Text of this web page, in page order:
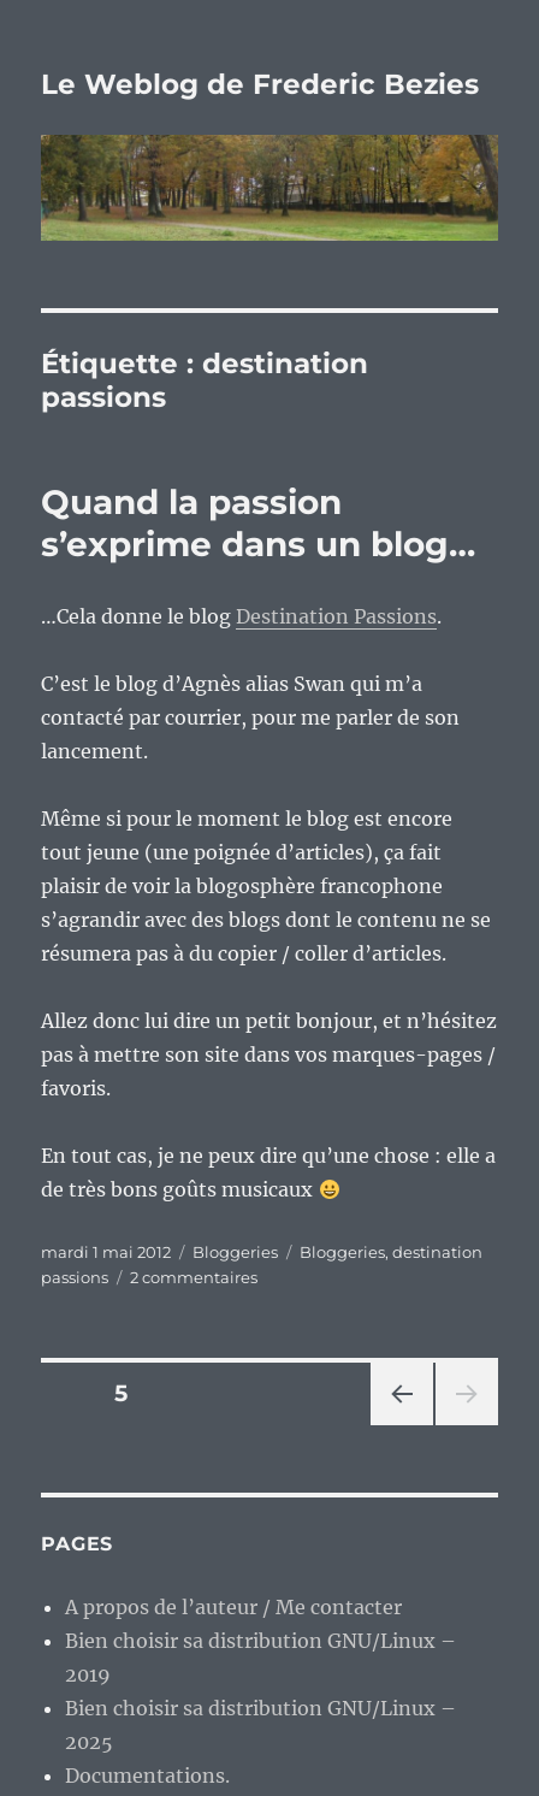
Le Weblog de Frederic Bezies
Étiquette :destination
passions
Quand la passion
s’exprime dans un blog…
…Cela donne le blogDestination Passions.
C’est le blog d’Agnès alias Swan qui m’a
contacté par courrier, pour me parler de son
lancement.
Même si pour le moment le blog est encore
tout jeune (une poignée d’articles), ça fait
plaisir de voir la blogosphère francophone
s’agrandir avec des blogs dont le contenu ne se
résumera pas à du copier / coller d’articles.
Allez donc lui dire un petit bonjour, et n’hésitez
pas à mettre son site dans vos marques-pages /
favoris.
En tout cas, je ne peux dire qu’une chose : elle a
de très bons goûts musicaux
Publié
le
mardi 1 mai 2012 Catégories
Bloggeries Étiquettes
Bloggeries,destination
passions
2 commentairessur
Pagination
publications
CÉD
PAGE5
PAGES
A propos de l’auteur / Me contacter
Bien choisir sa distribution GNU/Linux –
2019
Bien choisir sa distribution GNU/Linux –
2025
Documentations.